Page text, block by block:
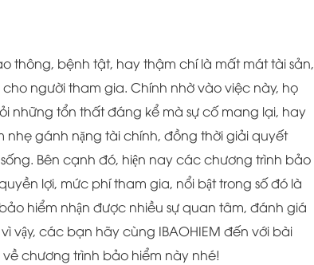
thông, bệnh tật, hay thậm chí là mất mát tài sản,
người tham gia. Chính nhờ vào việc này, họ
những tổn thất đáng kể mà sự cố mang lại, hay
gánh nặng tài chính, đồng thời giải quyết
Bên cạnh đó, hiện nay các chương trình bảo
lợi, mức phí tham gia, nổi bật trong số đó là
hiểm nhận được nhiều sự quan tâm, đánh giá
vậy, các bạn hãy cùng IBAOHIEM đến với bài
chương trình bảo hiểm này nhé!